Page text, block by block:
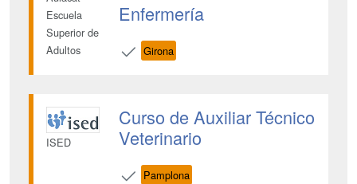
Escuela
Superior de
Adultos
Enfermería
Girona
ISED
Curso de Auxiliar Técnico
Veterinario
Pamplona